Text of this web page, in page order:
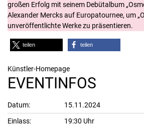
großen Erfolg mit seinem Debütalbum
Alexander Mercks auf Europatournee, um
unveröffentlichte Werke zu präsentieren.
teilen teilen
Künstler-Homepage
EVENTINFOS
Datum:
15.11.2024
Einlass:
19:30 Uhr